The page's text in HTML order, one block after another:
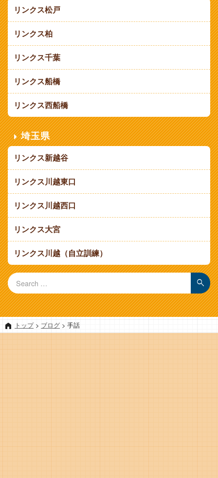
トップ> ブログ > 手話
リンクス松戸
リンクス柏
リンクス千葉
リンクス船橋
リンクス西船橋
埼玉県
リンクス新越谷
リンクス川越東口
リンクス川越西口
リンクス大宮
リンクス川越（自立訓練）
Search for: Search